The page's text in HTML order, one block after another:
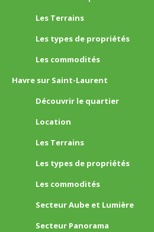
Les Terrains
Les types de propriétés
Les commodités
Havre sur Saint-Laurent
Découvrir le quartier
Location
Les Terrains
Les types de propriétés
Les commodités
Secteur Aube et Lumière
Secteur Panorama